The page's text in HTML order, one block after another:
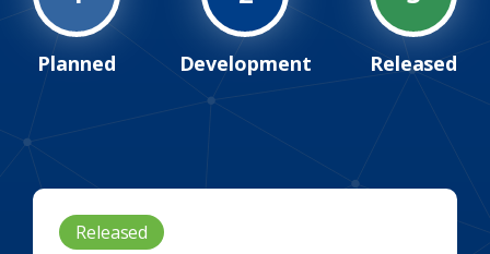
Planned Development Released
Released